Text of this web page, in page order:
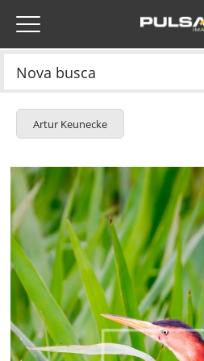
Artur Keunecke
Título do projeto
Códigos
ENVIAR
NÃO
SIM
Título do projeto
Tamanho P R$ 57,00
Tamanho MR$ 114,00
Tamanho GR$ 171,00